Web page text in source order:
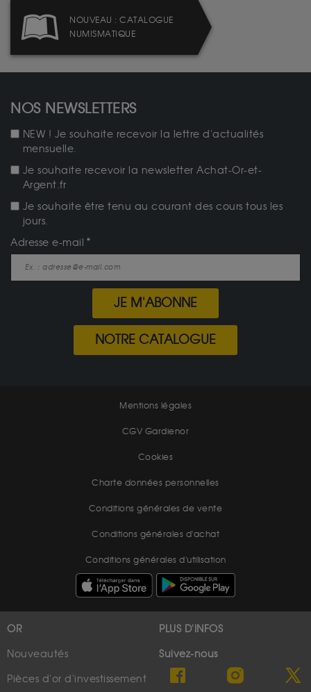
NOUVEAU : CATALOGUE
NUMISMATIQUE
NOS NEWSLETTERS
NEW ! Je souhaite recevoir la lettre d'actualités
mensuelle.
Je souhaite recevoir la newsletter Achat-Or-et-
Argent.fr
Je souhaite être tenu au courant des cours tous les
jours.
Adresse e-mail
JE M'ABONNE
NOTRE CATALOGUE
Mentions légales
CGV Gardienor
Cookies
Charte données personnelles
Conditions générales de vente
Conditions générales d'achat
Conditions générales d'utilisation
OR
Nouveautés
Pièces d'or d'investissement
PLUS D'INFOS
Suivez-nous